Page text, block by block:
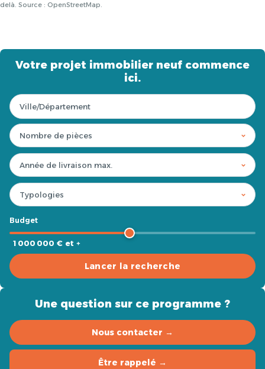
delà. Source : OpenStreetMap.
Votre projet immobilier neuf commence
ici.
Budget
1 000 000 € et +
Lancer la recherche
Une question sur ce programme ?
Nous contacter →
Être rappelé →